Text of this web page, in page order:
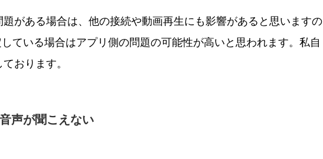
がある場合は、他の接続や動画再生にも影響があると思いますの
ている場合はアプリ側の問題の可能性が高いと思われます。私自
おります。
声が聞こえない